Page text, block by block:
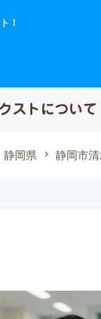
！
ストについて
静岡県 静岡市